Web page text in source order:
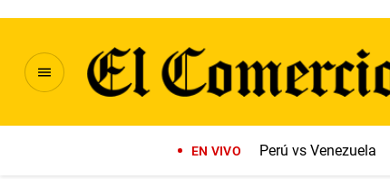
EN VIVO Perú vs Venezuela